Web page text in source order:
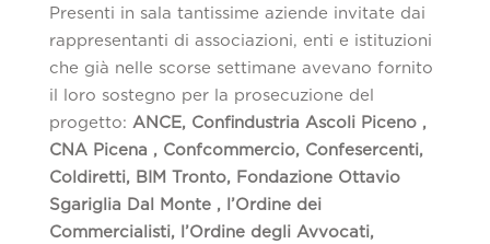
Presenti in sala tantissime aziende invitate dai
rappresentanti di associazioni, enti e istituzioni
che già nelle scorse settimane avevano fornito
il loro sostegno per la prosecuzione del
progetto: ANCE, Confindustria Ascoli Piceno ,
CNA Picena , Confcommercio, Confesercenti,
Coldiretti, BIM Tronto, Fondazione Ottavio
Sgariglia Dal Monte , l’Ordine dei
Commercialisti, l’Ordine degli Avvocati,